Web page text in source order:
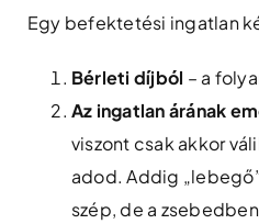
Egy befektetési ingatlan
Bérleti díjból – a
Az ingatlan árának
viszont csak akkor
adod. Addig
szép, de a